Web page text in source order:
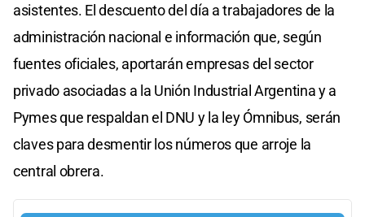
asistentes. El descuento del día a trabajadores de la
administración nacional e información que, según
fuentes oficiales, aportarán empresas del sector
privado asociadas a la Unión Industrial Argentina y a
Pymes que respaldan el DNU y la ley Ómnibus, serán
claves para desmentir los números que arroje la
central obrera.